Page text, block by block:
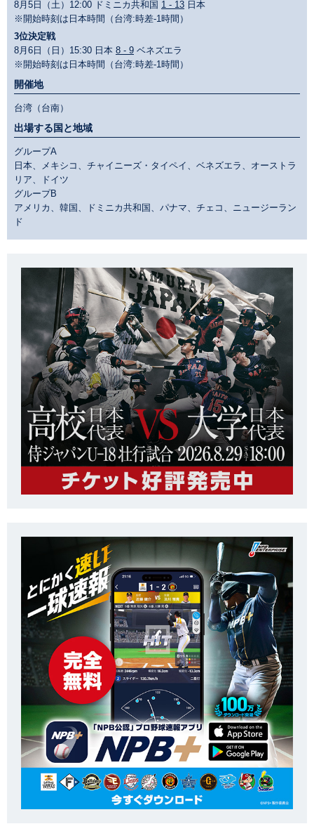
8月5日（土）12:00 ドミニカ共和国 1 - 13 日本
※開始時刻は日本時間（台湾:時差-1時間）
3位決定戦
8月6日（日）15:30 日本 8 - 9 ベネズエラ
※開始時刻は日本時間（台湾:時差-1時間）
開催地
台湾（台南）
出場する国と地域
グループA
日本、メキシコ、チャイニーズ・タイペイ、ベネズエラ、オーストラ
リア、ドイツ
グループB
アメリカ、韓国、ドミニカ共和国、パナマ、チェコ、ニュージーラン
ド